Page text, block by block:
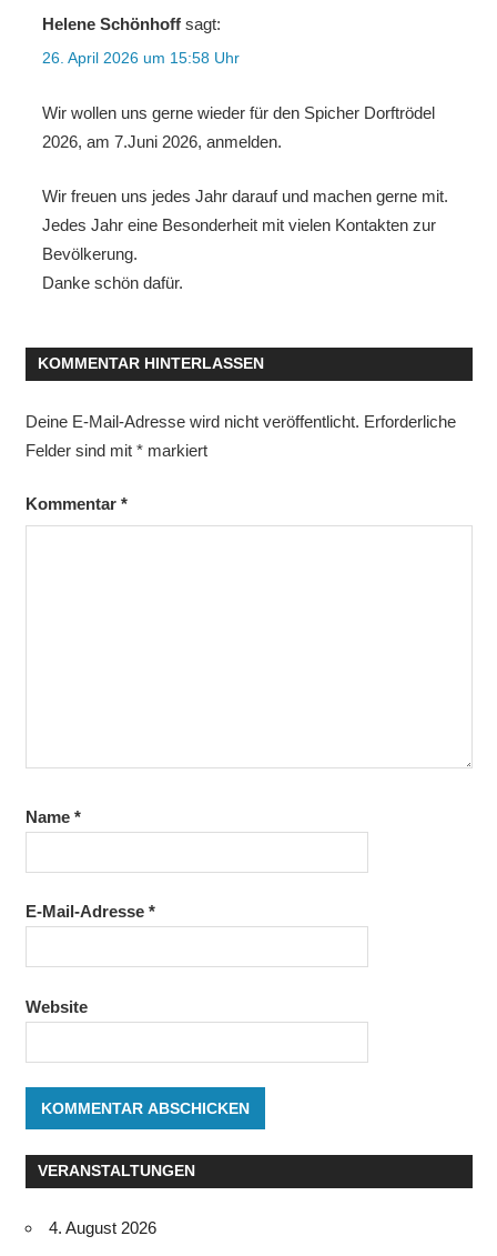
Helene Schönhoff sagt:
26. April 2026 um 15:58 Uhr
Wir wollen uns gerne wieder für den Spicher Dorftrödel
2026, am 7.Juni 2026, anmelden.
Wir freuen uns jedes Jahr darauf und machen gerne mit.
Jedes Jahr eine Besonderheit mit vielen Kontakten zur
Bevölkerung.
Danke schön dafür.
KOMMENTAR HINTERLASSEN
Deine E-Mail-Adresse wird nicht veröffentlicht. Erforderliche
Felder sind mit *markiert
Kommentar *
Name *
E-Mail-Adresse *
Website
VERANSTALTUNGEN
4. August 2026